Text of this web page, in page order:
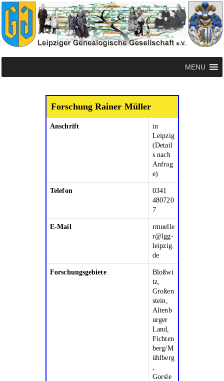
MENU
Forschung Rainer Müller
Anschrift
in
Leipzig
(Detail
s nach
Anfrag
e)
Telefon
0341
480720
7
E-Mail
rmuelle
r@lgg-
leipzig.
de
Forschungsgebiete
Bloßwi
tz,
Großen
stein,
Altenb
urger
Land,
Fichten
berg/M
ühlberg
Gorsle